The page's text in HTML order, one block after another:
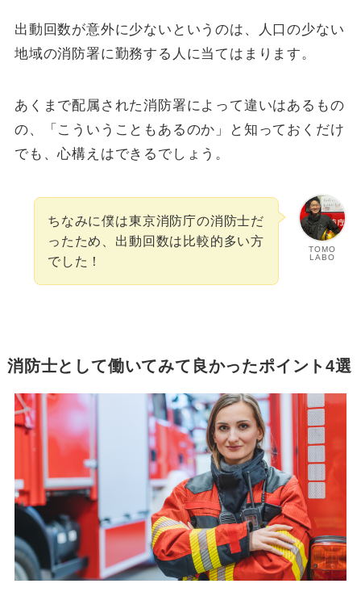
出動回数が意外に少ないというのは、人口の少ない
地域の消防署に勤務する人に当てはまります。
あくまで配属された消防署によって違いはあるもの
の、「こういうこともあるのか」と知っておくだけ
でも、心構えはできるでしょう。
TOMO
LABO
ちなみに僕は東京消防庁の消防士だ
ったため、出動回数は比較的多い方
でした！
消防士として働いてみて良かったポイント4選